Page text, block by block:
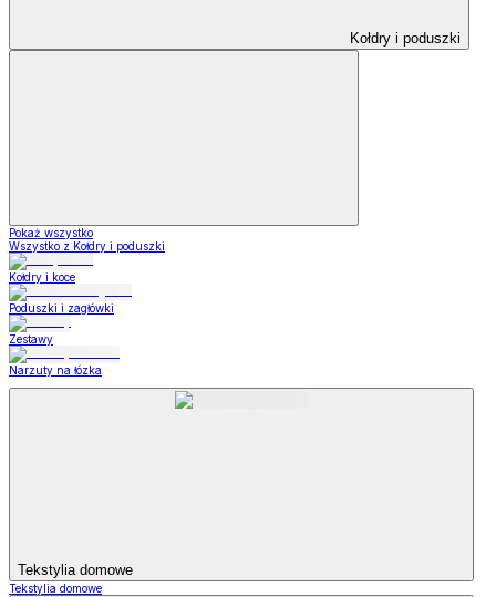
Kołdry i poduszki
Pokaż wszystko
Wszystko z Kołdry i poduszki
Kołdry i koce
Poduszki i zagłówki
Zestawy
Narzuty na łózka
Tekstylia domowe
Tekstylia domowe